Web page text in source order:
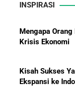
INSPIRASI
Krisis Ekonomi
Ekspansi ke